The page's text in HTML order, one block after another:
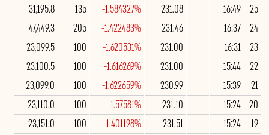
25
16:49
231.08
-1.584327%
135
31,195.8
24
16:37
231.46
-1.422483%
205
47,449.3
23
16:31
231.00
-1.620531%
100
23,099.5
22
15:44
231.00
-1.616269%
100
23,100.5
21
15:39
230.99
-1.622659%
100
23,099.0
20
15:24
231.10
-1.57581%
100
23,110.0
19
15:24
231.51
-1.401198%
100
23,151.0